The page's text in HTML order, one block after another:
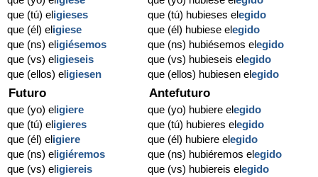
que (tú) eligieses
que (él) eligiese
que (ns) eligiésemos
que (vs) eligieseis
que (ellos) eligiesen
que (tú) hubieses elegido
que (él) hubiese elegido
que (ns) hubiésemos elegido
que (vs) hubieseis elegido
que (ellos) hubiesen elegido
Futuro
que (yo) eligiere
que (tú) eligieres
que (él) eligiere
que (ns) eligiéremos
que (vs) eligiereis
Antefuturo
que (yo) hubiere elegido
que (tú) hubieres elegido
que (él) hubiere elegido
que (ns) hubiéremos elegido
que (vs) hubiereis elegido